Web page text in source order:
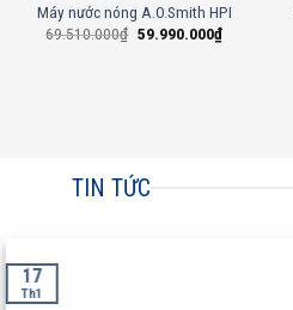
Máy nước nóng A.O.Smith HPI
69.510.000₫ 59.990.000₫
TIN TỨC
17
Th1